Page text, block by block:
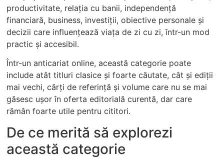
productivitate, relația cu banii, independență
financiară, business, investiții, obiective personale și
decizii care influențează viața de zi cu zi, într-un mod
practic și accesibil.
Într-un anticariat online, această categorie poate
include atât titluri clasice și foarte căutate, cât și ediții
mai vechi, cărți de referință și volume care nu se mai
găsesc ușor în oferta editorială curentă, dar care
rămân foarte utile pentru cititori.
De ce merită să explorezi
această categorie